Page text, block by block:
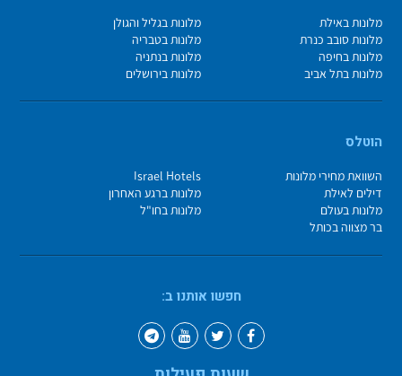
מלונות באילת
מלונות בגליל והגולן
מלונות סובב כנרת
מלונות בטבריה
מלונות בחיפה
מלונות בנתניה
מלונות בתל אביב
מלונות בירושלים
הוטלס
השוואת מחירי מלונות
Israel Hotels
דילים לאילת
מלונות ברגע האחרון
מלונות בעולם
מלונות בחו"ל
בר מצווה בכותל
חפשו אותנו ב: